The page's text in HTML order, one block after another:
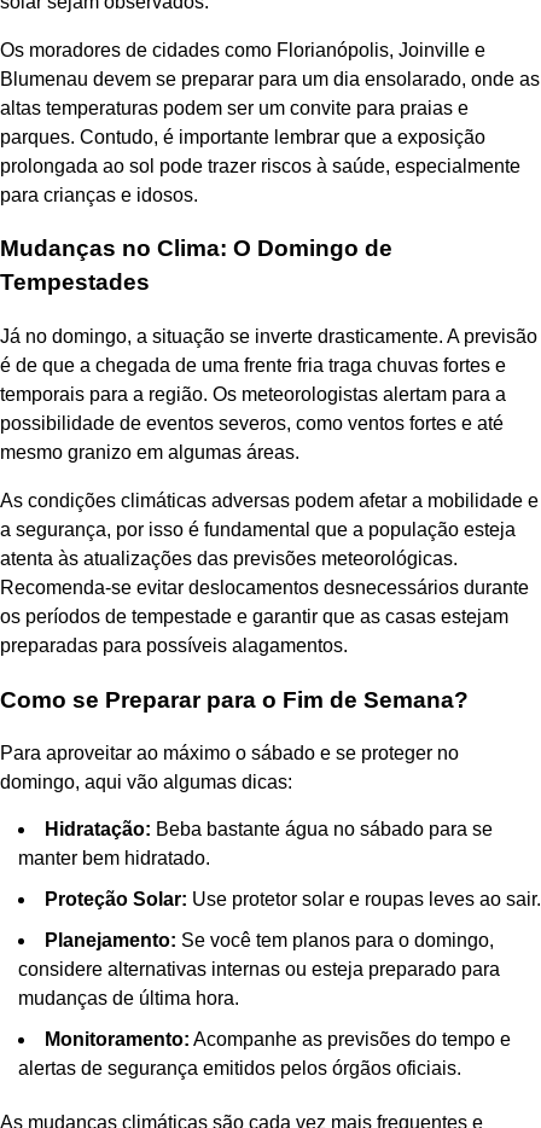
Os moradores de cidades como Florianópolis, Joinville e
Blumenau devem se preparar para um dia ensolarado, onde as
altas temperaturas podem ser um convite para praias e
parques. Contudo, é importante lembrar que a exposição
prolongada ao sol pode trazer riscos à saúde, especialmente
para crianças e idosos.
Mudanças no Clima: O Domingo de
Tempestades
Já no domingo, a situação se inverte drasticamente. A previsão
é de que a chegada de uma frente fria traga chuvas fortes e
temporais para a região. Os meteorologistas alertam para a
possibilidade de eventos severos, como ventos fortes e até
mesmo granizo em algumas áreas.
As condições climáticas adversas podem afetar a mobilidade e
a segurança, por isso é fundamental que a população esteja
atenta às atualizações das previsões meteorológicas.
Recomenda-se evitar deslocamentos desnecessários durante
os períodos de tempestade e garantir que as casas estejam
preparadas para possíveis alagamentos.
Como se Preparar para o Fim de Semana?
Para aproveitar ao máximo o sábado e se proteger no
domingo, aqui vão algumas dicas:
Hidratação: Beba bastante água no sábado para se
manter bem hidratado.
Proteção Solar: Use protetor solar e roupas leves ao sair.
Planejamento: Se você tem planos para o domingo,
considere alternativas internas ou esteja preparado para
mudanças de última hora.
Monitoramento: Acompanhe as previsões do tempo e
alertas de segurança emitidos pelos órgãos oficiais.
As mudanças climáticas são cada vez mais frequentes e